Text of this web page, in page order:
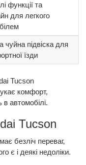
функції та
для легкого
чуйна підвіска для
їзди
Tucson
комфорт,
в автомобілі.
Tucson
безліч переваг,
є і деякі недоліки.